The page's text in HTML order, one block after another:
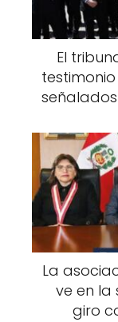
El
La
ve en la
giro